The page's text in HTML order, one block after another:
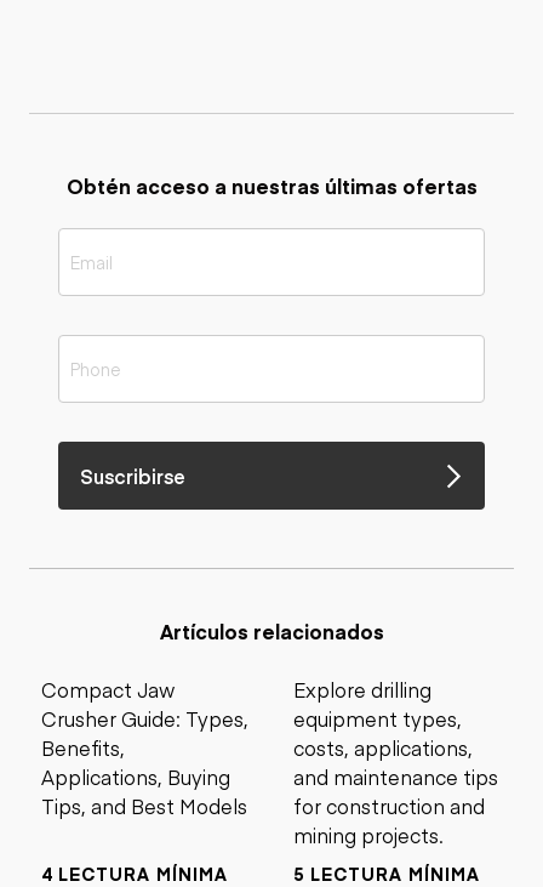
Obtén acceso a nuestras últimas ofertas
Suscribirse
Artículos relacionados
Compact Jaw
Crusher Guide: Types,
Benefits,
Applications, Buying
Tips, and Best Models
4 LECTURA MÍNIMA
Explore drilling
equipment types,
costs, applications,
and maintenance tips
for construction and
mining projects.
5 LECTURA MÍNIMA